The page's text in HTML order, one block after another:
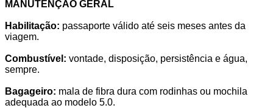
MANUTENÇÃO GERAL
Habilitação: passaporte válido até seis meses antes da
viagem.
Combustível: vontade, disposição, persistência e água,
sempre.
Bagageiro: mala de fibra dura com rodinhas ou mochila
adequada ao modelo 5.0.